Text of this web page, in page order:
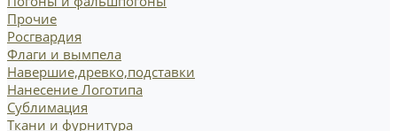
Прочие
Росгвардия
Флаги и вымпела
Навершие,древко,подставки
Нанесение Логотипа
Сублимация
Ткани и фурнитура